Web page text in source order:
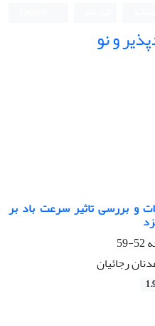
و نو
و بررسی تاثیر سرعت باد بر
52-59
رجائیان